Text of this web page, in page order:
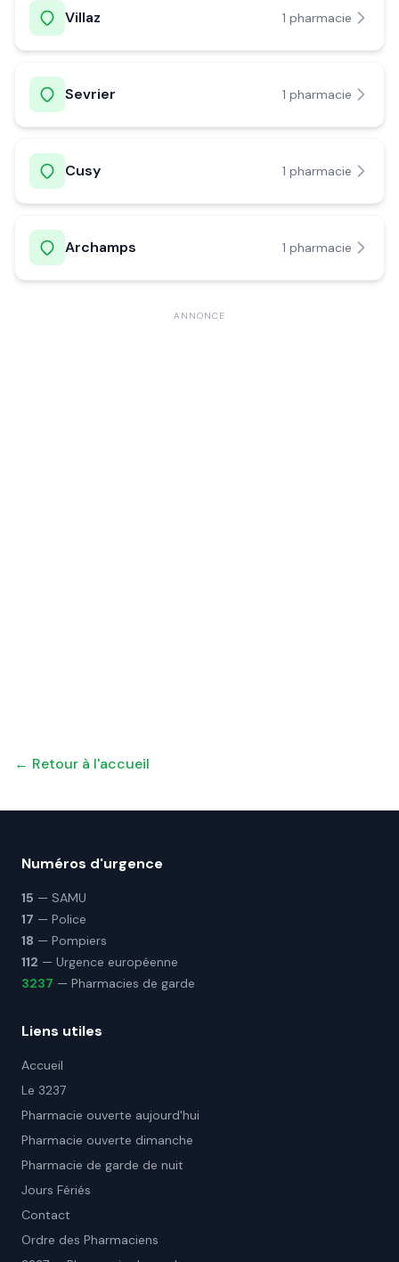
Villaz 1 pharmacie
Sevrier 1 pharmacie
Cusy 1 pharmacie
Archamps 1 pharmacie
ANNONCE
← Retour à l'accueil
Numéros d'urgence
15 — SAMU
17 — Police
18 — Pompiers
112 — Urgence européenne
3237 — Pharmacies de garde
Liens utiles
Accueil
Le 3237
Pharmacie ouverte aujourd'hui
Pharmacie ouverte dimanche
Pharmacie de garde de nuit
Jours Fériés
Contact
Ordre des Pharmaciens